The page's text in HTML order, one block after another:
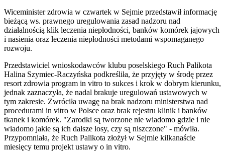
Wiceminister zdrowia w czwartek w Sejmie przedstawił informację
bieżącą ws. prawnego uregulowania zasad nadzoru nad
działalnością klik leczenia niepłodności, banków komórek jajowych
i nasienia oraz leczenia niepłodności metodami wspomaganego
rozwoju.
Przedstawiciel wnioskodawców klubu poselskiego Ruch Palikota
Halina Szymiec-Raczyńska podkreśliła, że przyjęty w środę przez
resort zdrowia program in vitro to sukces i krok w dobrym kierunku,
jednak zaznaczyła, że nadal brakuje uregulowań ustawowych w
tym zakresie. Zwróciła uwagę na brak nadzoru ministerstwa nad
procedurami in vitro w Polsce oraz brak rejestru klinik i banków
tkanek i komórek. "Zarodki są tworzone nie wiadomo gdzie i nie
wiadomo jakie są ich dalsze losy, czy są niszczone" - mówiła.
Przypomniała, że Ruch Palikota złożył w Sejmie kilkanaście
miesięcy temu projekt ustawy o in vitro.